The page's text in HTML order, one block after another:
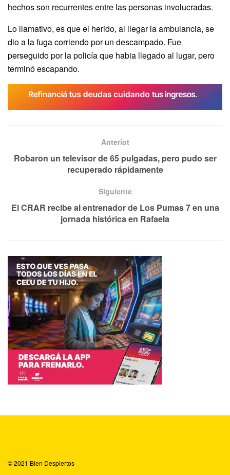
hechos son recurrentes entre las personas involucradas.
Lo llamativo, es que el herido, al llegar la ambulancia, se
dio a la fuga corriendo por un descampado. Fue
perseguido por la policía que habia llegado al lugar, pero
terminó escapando.
Anteriot
Robaron un televisor de 65 pulgadas, pero pudo ser
recuperado rápidamente
Siguiente
El CRAR recibe al entrenador de Los Pumas 7 en una
jornada histórica en Rafaela
© 2021 Bien Despiertos